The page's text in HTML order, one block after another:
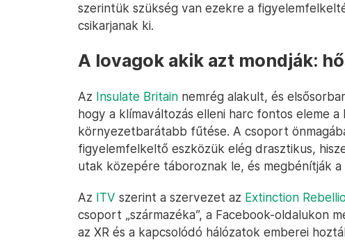
szerintük szükség van ezekre a
csikarjanak ki.
A lovagok akik azt mondják:
Az Insulate Britain nemrég alakult, és
hogy a klímaváltozás elleni harc fontos eleme
környezetbarátabb fűtése. A csoport
figyelemfelkeltő eszközük elég drasztikus,
utak közepére táboroznak le, és megbénítják a
Az ITV szerint a szervezet az Extinction
csoport „származéka”, a Facebook-oldalukon
az XR és a kapcsolódó hálózatok emberei